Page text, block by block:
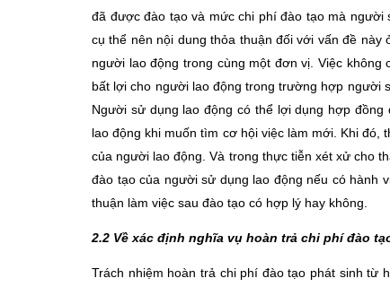
đã được đào tạo và mức chi phí đào tạo mà người
cụ thể nên nội dung thỏa thuận đối với vấn đề
người lao động trong cùng một đơn vị. Việc
bất lợi cho người lao động trong trường hợp người
Người sử dụng lao động có thể lợi dụng hợp
lao động khi muốn tìm cơ hội việc làm mới. Khi đó,
của người lao động. Và trong thực tiễn xét xử cho
đào tạo của người sử dụng lao động nếu có hành
thuận làm việc sau đào tạo có hợp lý hay không.
2.2 Về xác định nghĩa vụ hoàn trả chi phí đào
Trách nhiệm hoàn trả chi phí đào tạo phát sinh từ